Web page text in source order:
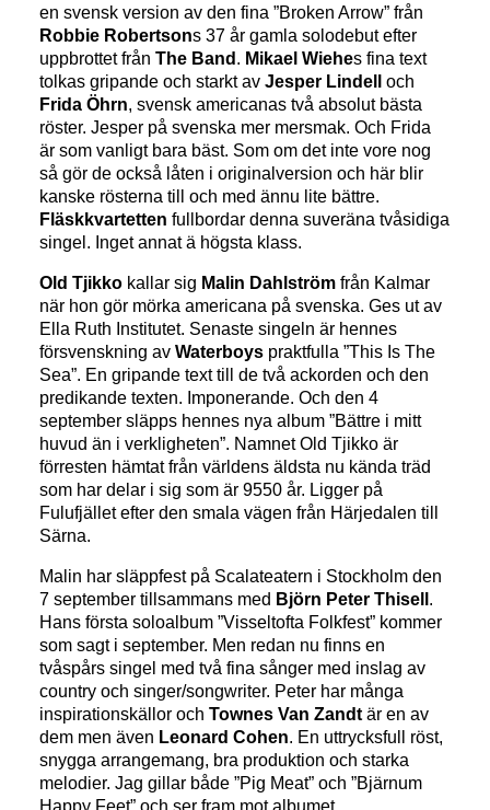
en svensk version av den fina ”Broken Arrow” från
Robbie Robertsons 37 år gamla solodebut efter
uppbrottet frånThe Band . Mikael Wiehes fina text
tolkas gripande och starkt avJesper Lindell
och
Frida Öhrn, svensk americanas två absolut bästa
röster. Jesper på svenska mer mersmak. Och Frida
är som vanligt bara bäst. Som om det inte vore nog
så gör de också låten i originalversion och här blir
kanske rösterna till och med ännu lite bättre.
Fläskkvartetten fullbordar denna suveräna tvåsidiga
singel. Inget annat ä högsta klass.
Old Tjikko kallar sig Malin Dahlström från Kalmar
när hon gör mörka americana på svenska. Ges ut av
Ella Ruth Institutet. Senaste singeln är hennes
försvenskning avWaterboys praktfulla ”This Is The
Sea”. En gripande text till de två ackorden och den
predikande texten. Imponerande. Och den 4
september släpps hennes nya album ”Bättre i mitt
huvud än i verkligheten”. Namnet Old Tjikko är
förresten hämtat från världens äldsta nu kända träd
som har delar i sig som är 9550 år. Ligger på
Fulufjället efter den smala vägen från Härjedalen till
Särna.
Malin har släppfest på Scalateatern i Stockholm den
7 september tillsammans med Björn Peter Thisell .
Hans första soloalbum ”Visseltofta Folkfest” kommer
som sagt i september. Men redan nu finns en
tvåspårs singel med två fina sånger med inslag av
country och singer/songwriter. Peter har många
inspirationskällor ochTownes Van Zandt är en av
dem men även Leonard Cohen. En uttrycksfull röst,
snygga arrangemang, bra produktion och starka
melodier. Jag gillar både ”Pig Meat” och ”Bjärnum
Happy Feet” och ser fram mot albumet.